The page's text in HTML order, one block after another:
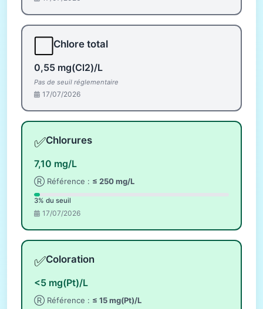
Chlore total
0,55 mg(Cl2)/L
Pas de seuil réglementaire
17/07/2026
✅Chlorures
7,10 mg/L
Ⓡ Référence : ≤ 250 mg/L
3% du seuil
17/07/2026
✅Coloration
<5 mg(Pt)/L
Ⓡ Référence : ≤ 15 mg(Pt)/L